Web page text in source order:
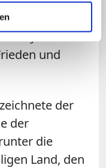
zu Jerusalem
und
der
der
die
Land, den